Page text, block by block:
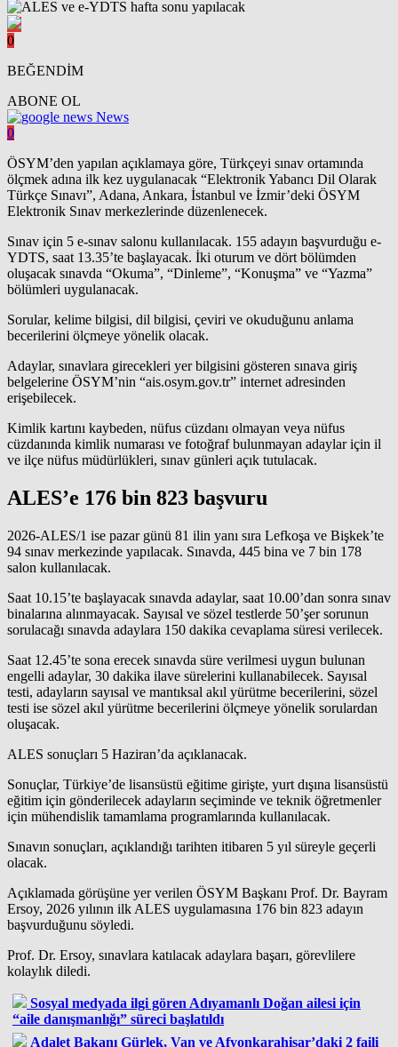
0
BEĞENDİM
ABONE OL
News
0
ÖSYM’den yapılan açıklamaya göre, Türkçeyi sınav ortamında
ölçmek adına ilk kez uygulanacak “Elektronik Yabancı Dil Olarak
Türkçe Sınavı”, Adana, Ankara, İstanbul ve İzmir’deki ÖSYM
Elektronik Sınav merkezlerinde düzenlenecek.
Sınav için 5 e-sınav salonu kullanılacak. 155 adayın başvurduğu e-
YDTS, saat 13.35’te başlayacak. İki oturum ve dört bölümden
oluşacak sınavda “Okuma”, “Dinleme”, “Konuşma” ve “Yazma”
bölümleri uygulanacak.
Sorular, kelime bilgisi, dil bilgisi, çeviri ve okuduğunu anlama
becerilerini ölçmeye yönelik olacak.
Adaylar, sınavlara girecekleri yer bilgisini gösteren sınava giriş
belgelerine ÖSYM’nin “ais.osym.gov.tr” internet adresinden
erişebilecek.
Kimlik kartını kaybeden, nüfus cüzdanı olmayan veya nüfus
cüzdanında kimlik numarası ve fotoğraf bulunmayan adaylar için il
ve ilçe nüfus müdürlükleri, sınav günleri açık tutulacak.
ALES’e 176 bin 823 başvuru
2026-ALES/1 ise pazar günü 81 ilin yanı sıra Lefkoşa ve Bişkek’te
94 sınav merkezinde yapılacak. Sınavda, 445 bina ve 7 bin 178
salon kullanılacak.
Saat 10.15’te başlayacak sınavda adaylar, saat 10.00’dan sonra sınav
binalarına alınmayacak. Sayısal ve sözel testlerde 50’şer sorunun
sorulacağı sınavda adaylara 150 dakika cevaplama süresi verilecek.
Saat 12.45’te sona erecek sınavda süre verilmesi uygun bulunan
engelli adaylar, 30 dakika ilave sürelerini kullanabilecek. Sayısal
testi, adayların sayısal ve mantıksal akıl yürütme becerilerini, sözel
testi ise sözel akıl yürütme becerilerini ölçmeye yönelik sorulardan
oluşacak.
ALES sonuçları 5 Haziran’da açıklanacak.
Sonuçlar, Türkiye’de lisansüstü eğitime girişte, yurt dışına lisansüstü
eğitim için gönderilecek adayların seçiminde ve teknik öğretmenler
için mühendislik tamamlama programlarında kullanılacak.
Sınavın sonuçları, açıklandığı tarihten itibaren 5 yıl süreyle geçerli
olacak.
Açıklamada görüşüne yer verilen ÖSYM Başkanı Prof. Dr. Bayram
Ersoy, 2026 yılının ilk ALES uygulamasına 176 bin 823 adayın
başvurduğunu söyledi.
Prof. Dr. Ersoy, sınavlara katılacak adaylara başarı, görevlilere
kolaylık diledi.
Sosyal medyada ilgi gören Adıyamanlı Doğan ailesi için
“aile danışmanlığı” süreci başlatıldı
Adalet Bakanı Gürlek, Van ve Afyonkarahisar’daki 2 faili